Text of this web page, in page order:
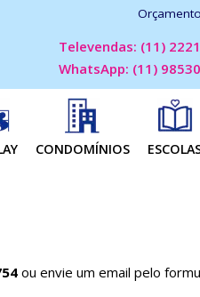
CONDOMÍNIOS
Televendas: (11)
WhatsApp: (11)
ou envie um email pelo